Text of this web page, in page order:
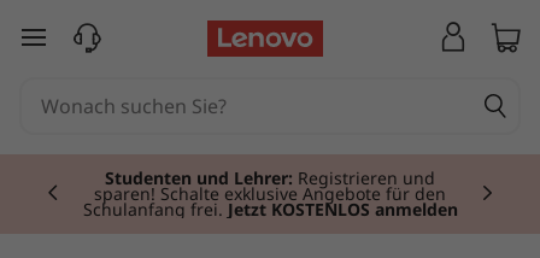
Tzum Hauptinhalt springen
Studenten und Lehrer: Registrieren und
sparen! Schalte exklusive Angebote für den
Schulanfang frei. Jetzt KOSTENLOS anmelden
Currently displaying item 2 of 3